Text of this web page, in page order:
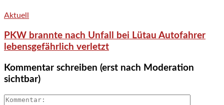
Aktuell
PKW brannte nach Unfall bei Lütau Autofahrer
lebensgefährlich verletzt
Kommentar schreiben (erst nach Moderation
sichtbar)